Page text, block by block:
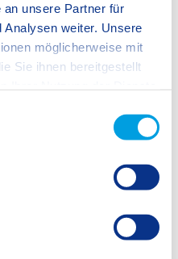
an unsere Partner für
Analysen weiter. Unsere
möglicherweise mit
Sie ihnen bereitgestellt